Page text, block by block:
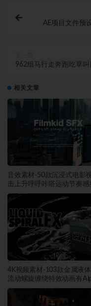
AE项目文件预
962组马行走奔跑吃草
相关文章
音效素材-50款沉浸式电影
击上升呼呼咔嗒运动节奏感
声
4K视频素材-103款金属液
流动螺旋缠绕特效动画有
明通道